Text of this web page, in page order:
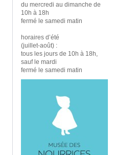
du mercredi au dimanche de
10h à 18h
fermé le samedi matin
horaires d’été
(juillet-août) :
tous les jours de 10h à 18h,
sauf le mardi
fermé le samedi matin